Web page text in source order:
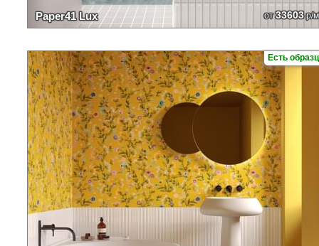
Paper41 Lux от33603р/
Есть